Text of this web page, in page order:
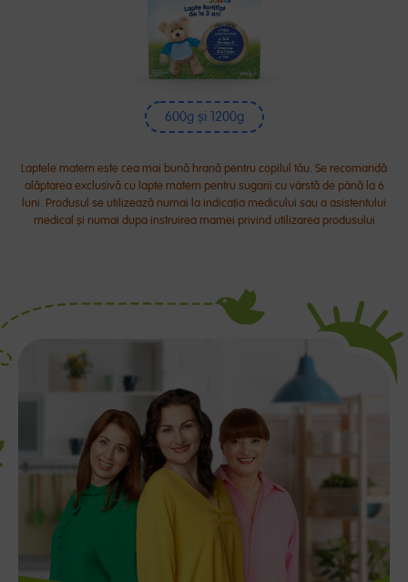
600g și 1200g
Laptele matern este cea mai bună hrană pentru copilul tău. Se recomandă
alăptarea exclusivă cu lapte matern pentru sugarii cu vârstă de până la 6
luni. Produsul se utilizează numai la indicația medicului sau a asistentului
medical și numai dupa instruirea mamei privind utilizarea produsului